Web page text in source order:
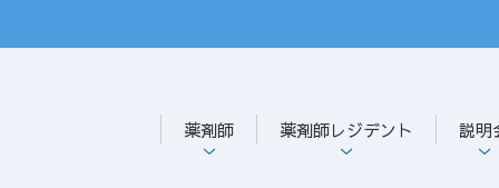
薬剤師 薬剤師レジデント 説明